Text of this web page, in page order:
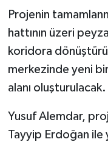
Projenin
hattının üzeri
koridora
merkezinde yeni
alanı oluşturulacak.
Yusuf Alemdar,
Tayyip Erdoğan ile